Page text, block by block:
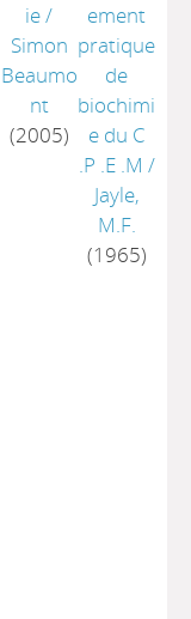
ie/
Simon
Beaumo
nt
(2005)
ement
pratique
de
biochimi
e du C
.P .E .M /
Jayle,
M.F.
(1965)